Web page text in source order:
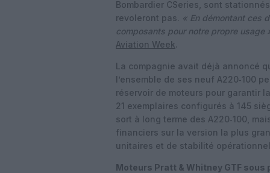
Bombardier CSeries, sont
revoleront pas. « En démontant ces
composants pour notre propre usage
Aviation Week.
La compagnie avait déjà annoncé
l’ensemble de ses neuf A220‑100
réservoir de moteurs pour garantir
21 exemplaires configurés à 145
sort à long terme des A220‑100,
financiers sur la version la plus
unitaires et de stabilité
Moteurs Pratt & Whitney GTF sous